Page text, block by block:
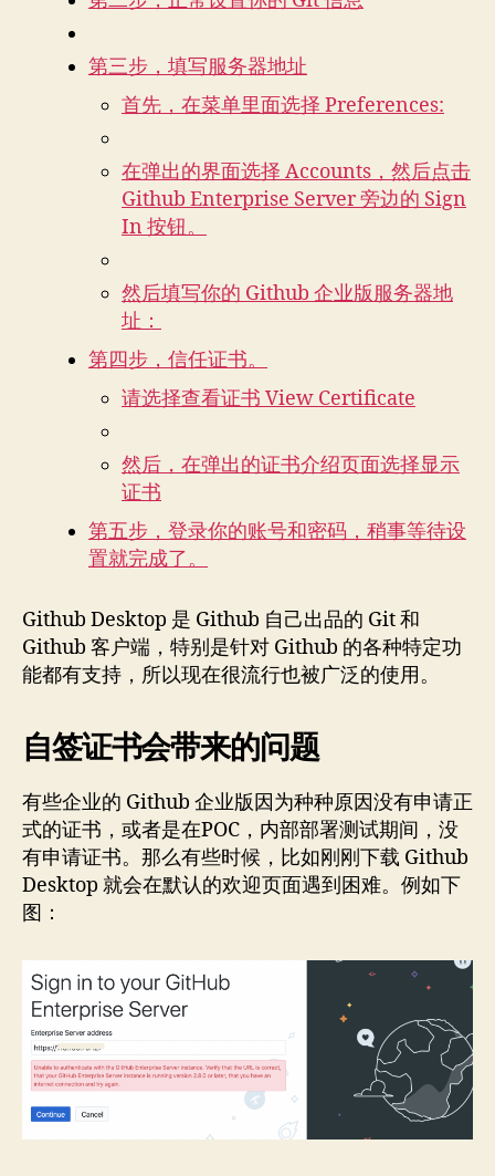
第三步，填写服务器地址
首先，在菜单里面选择 Preferences:
在弹出的界面选择 Accounts，然后点击
Github Enterprise Server 旁边的 Sign
In 按钮。
然后填写你的 Github 企业版服务器地
址：
第四步，信任证书。
请选择查看证书 View Certificate
然后，在弹出的证书介绍页面选择显示
证书
第五步，登录你的账号和密码，稍事等待设
置就完成了。
Github Desktop 是 Github 自己出品的 Git 和
Github 客户端，特别是针对 Github 的各种特定功
能都有支持，所以现在很流行也被广泛的使用。
自签证书会带来的问题
有些企业的 Github 企业版因为种种原因没有申请正
式的证书，或者是在POC，内部部署测试期间，没
有申请证书。那么有些时候，比如刚刚下载 Github
Desktop 就会在默认的欢迎页面遇到困难。例如下
图：